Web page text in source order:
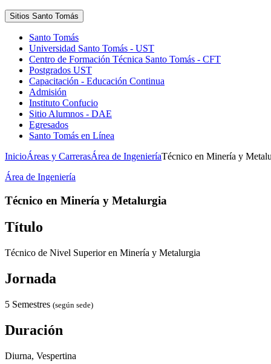
Sitios Santo Tomás
Santo Tomás
Universidad Santo Tomás - UST
Centro de Formación Técnica Santo Tomás - CFT
Postgrados UST
Capacitación - Educación Continua
Admisión
Instituto Confucio
Sitio Alumnos - DAE
Egresados
Santo Tomás en Línea
InicioÁreas y CarrerasÁrea de IngenieríaTécnico en Minería y
Área de Ingeniería
Técnico en Minería y Metalurgia
Título
Técnico de Nivel Superior en Minería y Metalurgia
Jornada
5 Semestres (según sede)
Duración
Diurna, Vespertina